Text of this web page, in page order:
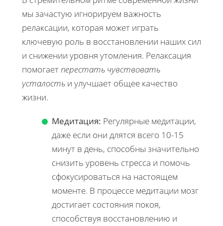
мы зачастую игнорируем важность
релаксации, которая может играть
ключевую роль в восстановлении наших сил
и снижении уровня утомления. Релаксация
помогаетперестать чувствовать
усталость и улучшает общее качество
жизни.
Медитация: Регулярные медитации,
даже если они длятся всего 10-15
минут в день, способны значительно
снизить уровень стресса и помочь
сфокусироваться на настоящем
моменте. В процессе медитации мозг
достигает состояния покоя,
способствуя восстановлению и